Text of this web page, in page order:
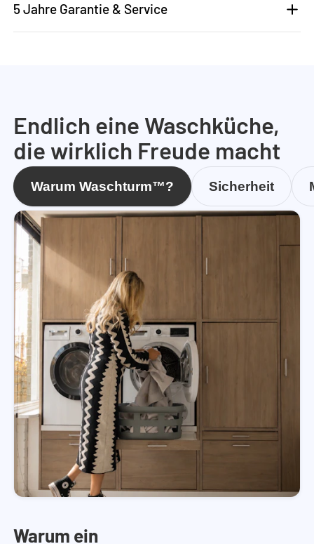
5 Jahre Garantie & Service
Endlich eine Waschküche,
die wirklich Freude macht
Warum Waschturm™? Sicherheit
Warum ein